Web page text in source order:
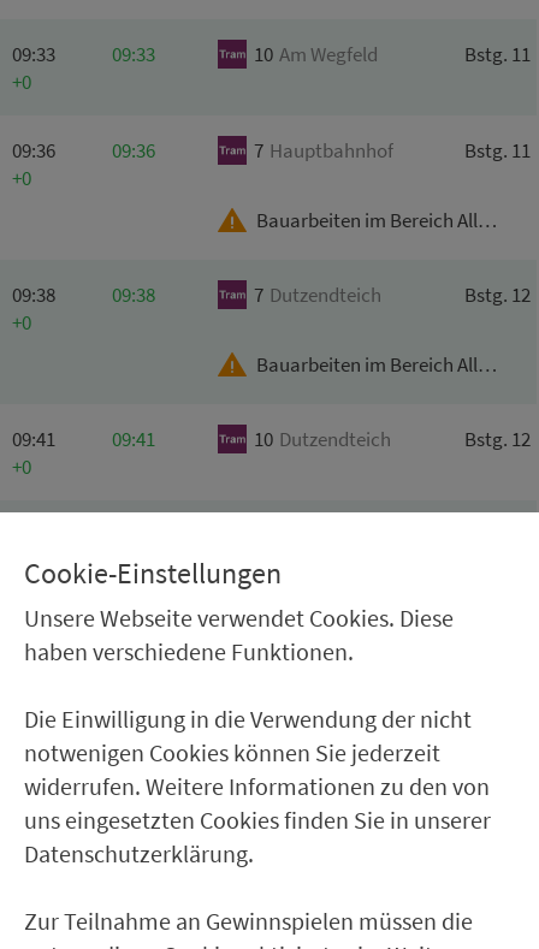
09:33
+0
09:33 10 Bstg. 11
AmWegfeld
09:36
+0
09:36 7 Bstg. 11
Hauptbahnhof
Bauarbeiten im Bereich Allersberger Str.
09:38
+0
09:38 7 Bstg. 12
Dutzendteich
Bauarbeiten im Bereich Allersberger Str.
09:41
+0
09:41 10 Bstg. 12
Dutzendteich
+0
09:46
+0
09:46 7 Hauptbahnhof
09:48
+0
09:48 7 Dutzendteich
09:51
09:51 10 Bstg. 12
Dutzendteich
Cookie-Einstellungen
Unsere Webseite verwendet Cookies. Diese
haben verschiedene Funktionen.
Die Einwilligung in die Verwendung der nicht
notwenigen Cookies können Sie jederzeit
widerrufen. Weitere Informationen zu den von
uns eingesetzten Cookies finden Sie in unserer
Datenschutzerklärung.
Zur Teilnahme an Gewinnspielen müssen die